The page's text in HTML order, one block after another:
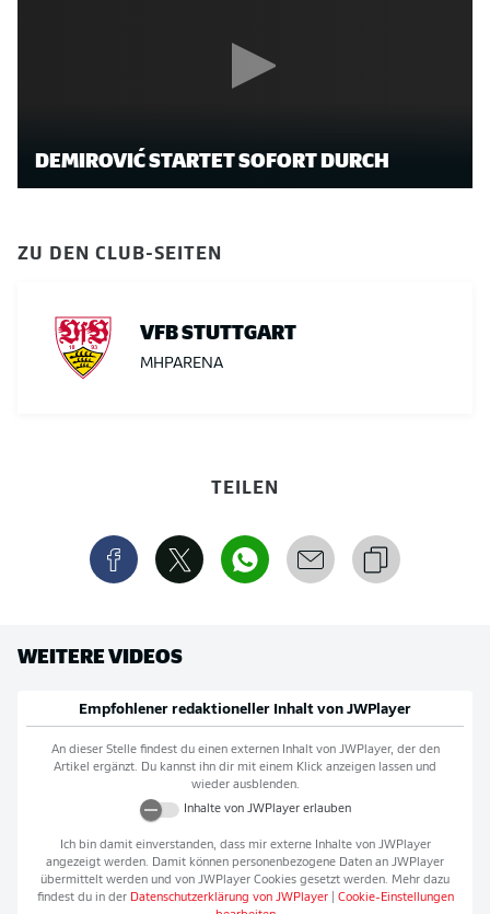
DEMIROVIĆ STARTET SOFORT DURCH
ZU DEN CLUB-SEITEN
VFB STUTTGART
MHPARENA
TEILEN
WEITERE VIDEOS
Empfohlener redaktioneller Inhalt von JWPlayer
An dieser Stelle findest du einen externen Inhalt von JWPlayer, der den
Artikel ergänzt. Du kannst ihn dir mit einem Klick anzeigen lassen und
wieder ausblenden.
Inhalte von JWPlayererlauben
Ich bin damit einverstanden, dass mir externe Inhalte von JWPlayer
angezeigt werden. Damit können personenbezogene Daten an JWPlayer
übermittelt werden und von JWPlayer Cookies gesetzt werden. Mehr dazu
findest du in der Datenschutzerklärung von JWPlayer| Cookie-Einstellungen